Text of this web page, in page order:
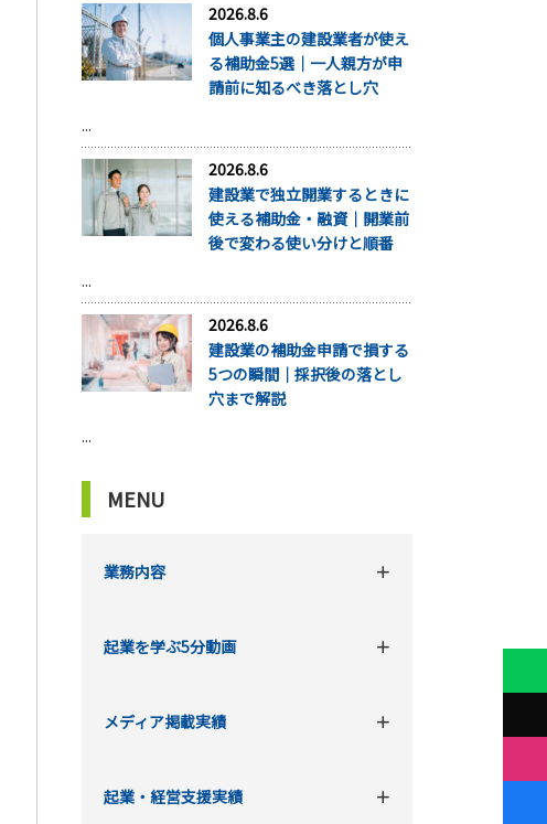
2026.8.6
個人事業主の建設業者が使え
る補助金5選｜一人親方が申
請前に知るべき落とし穴
...
2026.8.6
建設業で独立開業するときに
使える補助金・融資｜開業前
後で変わる使い分けと順番
...
2026.8.6
建設業の補助金申請で損する
5つの瞬間｜採択後の落とし
穴まで解説
...
MENU
業務内容
起業を学ぶ5分動画
メディア掲載実績
起業・経営支援実績